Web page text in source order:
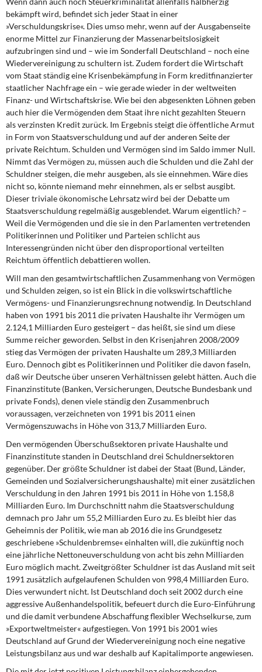
bekämpft wird, befindet sich jeder Staat in einer
»Verschuldungskrise«. Dies umso mehr, wenn auf der Ausgabenseite
enorme Mittel zur Finanzierung der Massenarbeitslosigkeit
aufzubringen sind und – wie im Sonderfall Deutschland – noch eine
Wiedervereinigung zu schultern ist. Zudem fordert die Wirtschaft
vom Staat ständig eine Krisenbekämpfung in Form kreditfinanzierter
staatlicher Nachfrage ein – wie gerade wieder in der weltweiten
Finanz- und Wirtschaftskrise. Wie bei den abgesenkten Löhnen geben
auch hier die Vermögenden dem Staat ihre nicht gezahlten Steuern
als verzinsten Kredit zurück. Im Ergebnis steigt die öffentliche Armut
in Form von Staatsverschuldung und auf der anderen Seite der
private Reichtum. Schulden und Vermögen sind im Saldo immer Null.
Nimmt das Vermögen zu, müssen auch die Schulden und die Zahl der
Schuldner steigen, die mehr ausgeben, als sie einnehmen. Wäre dies
nicht so, könnte niemand mehr einnehmen, als er selbst ausgibt.
Dieser triviale ökonomische Lehrsatz wird bei der Debatte um
Staatsverschuldung regelmäßig ausgeblendet. Warum eigentlich? –
Weil die Vermögenden und die sie in den Parlamenten vertretenden
Politikerinnen und Politiker und Parteien schlicht aus
Interessengründen nicht über den disproportional verteilten
Reichtum öffentlich debattieren wollen.
Will man den gesamtwirtschaftlichen Zusammenhang von Vermögen
und Schulden zeigen, so ist ein Blick in die volkswirtschaftliche
Vermögens- und Finanzierungsrechnung notwendig. In Deutschland
haben von 1991 bis 2011 die privaten Haushalte ihr Vermögen um
2.124,1 Milliarden Euro gesteigert – das heißt, sie sind um diese
Summe reicher geworden. Selbst in den Krisenjahren 2008/2009
stieg das Vermögen der privaten Haushalte um 289,3 Milliarden
Euro. Dennoch gibt es Politikerinnen und Politiker die davon faseln,
daß wir Deutsche über unseren Verhältnissen gelebt hätten. Auch die
Finanzinstitute (Banken, Versicherungen, Deutsche Bundesbank und
private Fonds), denen viele ständig den Zusammenbruch
voraussagen, verzeichneten von 1991 bis 2011 einen
Vermögenszuwachs in Höhe von 313,7 Milliarden Euro.
Den vermögenden Überschußsektoren private Haushalte und
Finanzinstitute standen in Deutschland drei Schuldnersektoren
gegenüber. Der größte Schuldner ist dabei der Staat (Bund, Länder,
Gemeinden und Sozialversicherungshaushalte) mit einer zusätzlichen
Verschuldung in den Jahren 1991 bis 2011 in Höhe von 1.158,8
Milliarden Euro. Im Durchschnitt nahm die Staatsverschuldung
demnach pro Jahr um 55,2 Milliarden Euro zu. Es bleibt hier das
Geheimnis der Politik, wie man ab 2016 die ins Grundgesetz
geschriebene »Schuldenbremse« einhalten will, die zukünftig noch
eine jährliche Nettoneuverschuldung von acht bis zehn Milliarden
Euro möglich macht. Zweitgrößter Schuldner ist das Ausland mit seit
1991 zusätzlich aufgelaufenen Schulden von 998,4 Milliarden Euro.
Dies verwundert nicht. Ist Deutschland doch seit 2002 durch eine
aggressive Außenhandelspolitik, befeuert durch die Euro-Einführung
und die damit verbundene Abschaffung flexibler Wechselkurse, zum
»Exportweltmeister« aufgestiegen. Von 1991 bis 2001 wies
Deutschland auf Grund der Wiedervereinigung noch eine negative
Leistungsbilanz aus und war deshalb auf Kapitalimporte angewiesen.